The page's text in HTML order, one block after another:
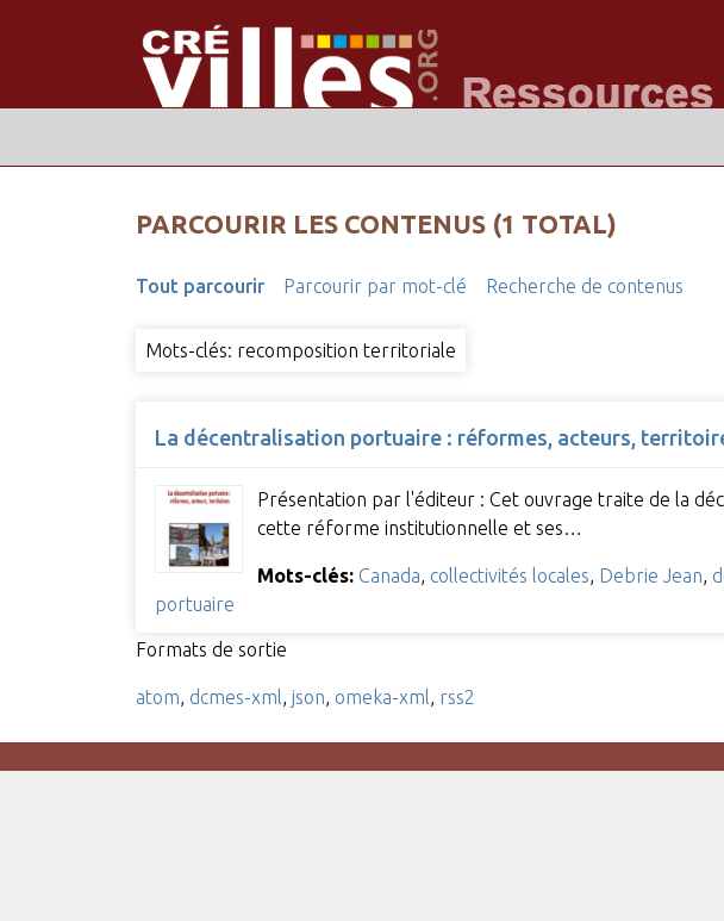
PARCOURIR LES CONTENUS (1 TOTAL)
Tout parcourir Parcourir par mot-clé Recherche de contenus
Mots-clés: recomposition territoriale
La décentralisation portuaire : réformes, acteurs,
Présentation par l'éditeur : Cet ouvrage traite de la
cette réforme institutionnelle et ses…
Mots-clés: Canada collectivités locales Debrie Jean
portuaire
Formats de sortie
atom dcmes-xml json omeka-xml rss2